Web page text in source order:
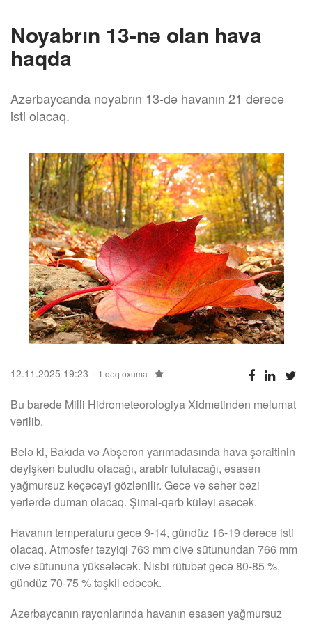
Noyabrın 13-nə olan hava
haqda
Azərbaycanda noyabrın 13-də havanın 21 dərəcə
isti olacaq.
12.11.2025 19:23 1 dəq oxuma
Bu barədə Milli Hidrometeorologiya Xidmətindən məlumat
verilib.
Belə ki, Bakıda və Abşeron yarımadasında hava şəraitinin
dəyişkən buludlu olacağı, arabir tutulacağı, əsasən
yağmursuz keçəcəyi gözlənilir. Gecə və səhər bəzi
yerlərdə duman olacaq. Şimal-qərb küləyi əsəcək.
Havanın temperaturu gecə 9-14, gündüz 16-19 dərəcə isti
olacaq. Atmosfer təzyiqi 763 mm civə sütunundan 766 mm
civə sütununa yüksələcək. Nisbi rütubət gecə 80-85 %,
gündüz 70-75 % təşkil edəcək.
Azərbaycanın rayonlarında havanın əsasən yağmursuz